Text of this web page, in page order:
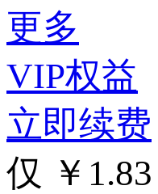
更多
VIP权益
立即续费
仅 ￥